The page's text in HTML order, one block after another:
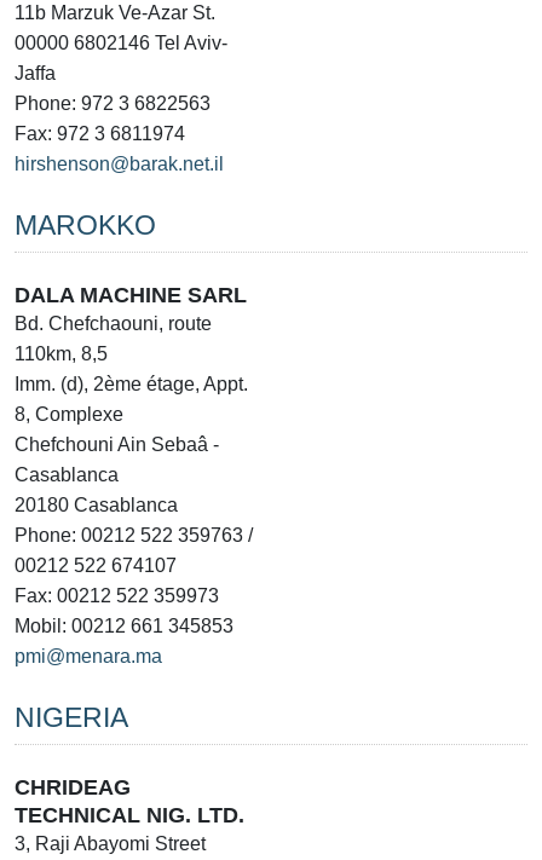
11b Marzuk Ve-Azar St.
00000 6802146 Tel Aviv-
Jaffa
Phone: 972 3 6822563
Fax: 972 3 6811974
hirshenson@barak.net.il
MAROKKO
DALA MACHINE SARL
Bd. Chefchaouni, route
110km, 8,5
Imm. (d), 2ème étage, Appt.
8, Complexe
Chefchouni Ain Sebaâ -
Casablanca
20180 Casablanca
Phone: 00212 522 359763 /
00212 522 674107
Fax: 00212 522 359973
Mobil: 00212 661 345853
pmi@menara.ma
NIGERIA
CHRIDEAG
TECHNICAL NIG. LTD.
3, Raji Abayomi Street